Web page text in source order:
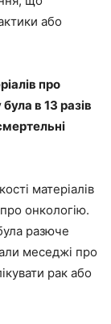
або
про
в 13 разів
матеріалів
онкологію.
разюче
меседжі про
рак або